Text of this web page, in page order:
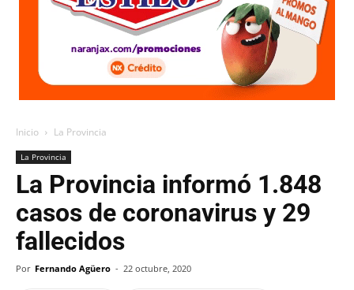
Inicio La Provincia
La Provincia
La Provincia informó 1.848
casos de coronavirus y 29
fallecidos
Por Fernando Agüero - 22 octubre, 2020